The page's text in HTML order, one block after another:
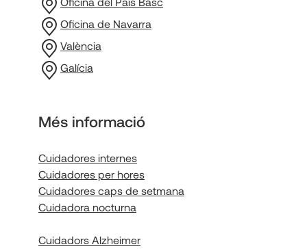
Oficina de Navarra
València
Galícia
Més informació
Cuidadores internes
Cuidadores per hores
Cuidadores caps de setmana
Cuidadora nocturna
Cuidadors Alzheimer